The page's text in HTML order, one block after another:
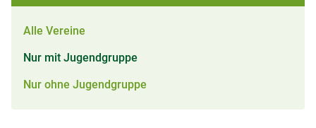
Alle Vereine
Nur mit Jugendgruppe
Nur ohne Jugendgruppe